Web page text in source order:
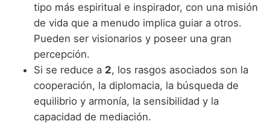
tipo más espiritual e inspirador, con una misión
de vida que a menudo implica guiar a otros.
Pueden ser visionarios y poseer una gran
percepción.
Si se reduce a 2, los rasgos asociados son la
cooperación, la diplomacia, la búsqueda de
equilibrio y armonía, la sensibilidad y la
capacidad de mediación.